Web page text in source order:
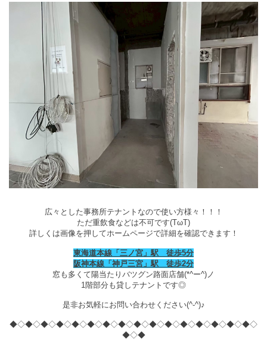
広々とした事務所テナントなので使い方様々！！！
ただ重飲食などは不可です(TωT)
詳しくは画像を押してホームページで詳細を確認できます！
東海道本線「三ノ宮」駅 徒歩5分
阪神本線「神戸三宮」駅 徒歩2分
窓も多くて陽当たりバツグン路面店舗(*^ー^)ノ
1階部分も貸しテナントです◎
是非お気軽にお問い合わせください(^-^)♪
◆◇◆◇◆◇◆◇◆◇◆◇◆◇◆◇◆◇◆◇◆◇◆◇◆◇◆◇◆◇◆◇
◆◇◆